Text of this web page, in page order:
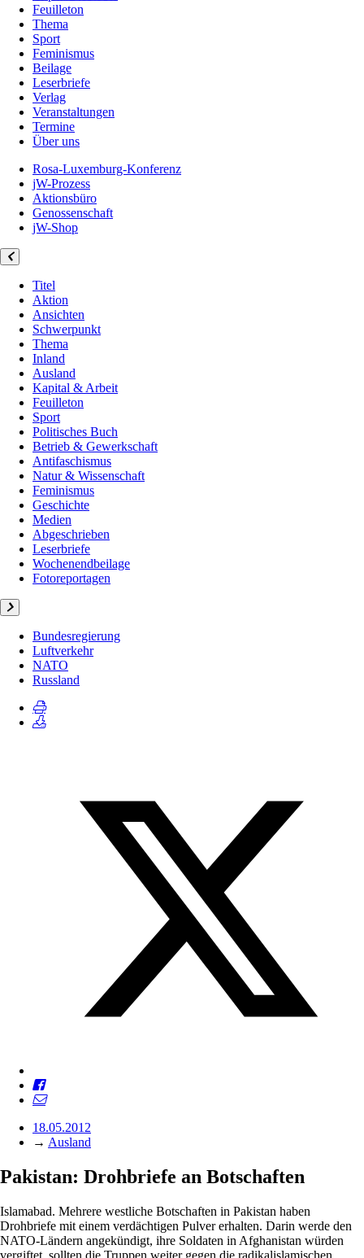
Feuilleton
Thema
Sport
Feminismus
Beilage
Leserbriefe
Verlag
Veranstaltungen
Termine
Über uns
Rosa-Luxemburg-Konferenz
jW-Prozess
Aktionsbüro
Genossenschaft
jW-Shop
Titel
Aktion
Ansichten
Schwerpunkt
Thema
Inland
Ausland
Kapital & Arbeit
Feuilleton
Sport
Politisches Buch
Betrieb & Gewerkschaft
Antifaschismus
Natur & Wissenschaft
Feminismus
Geschichte
Medien
Abgeschrieben
Leserbriefe
Wochenendbeilage
Fotoreportagen
Bundesregierung
Luftverkehr
NATO
Russland
18.05.2012
→ Ausland
Pakistan: Drohbriefe an Botschaften
Islamabad. Mehrere westliche Botschaften in Pakistan haben
Drohbriefe mit einem verdächtigen Pulver erhalten. Darin werde den
NATO-Ländern angekündigt, ihre Soldaten in Afghanistan würden
vergiftet, sollten die Truppen weiter gegen die radikalislamischen